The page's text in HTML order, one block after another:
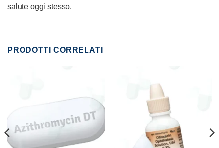
salute oggi stesso.
PRODOTTI CORRELATI